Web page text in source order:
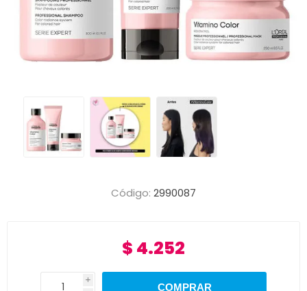
Código: 2990087
$ 4.252
i